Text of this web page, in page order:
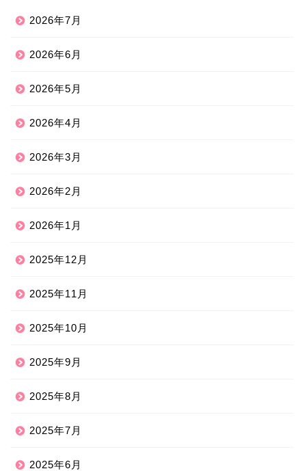
2026年7月
2026年6月
2026年5月
2026年4月
2026年3月
2026年2月
2026年1月
2025年12月
2025年11月
2025年10月
2025年9月
2025年8月
2025年7月
2025年6月